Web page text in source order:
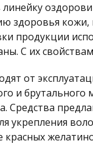
линейку
здоровья кожи,
продукции
С их
от
и
Средства
укрепления
красных